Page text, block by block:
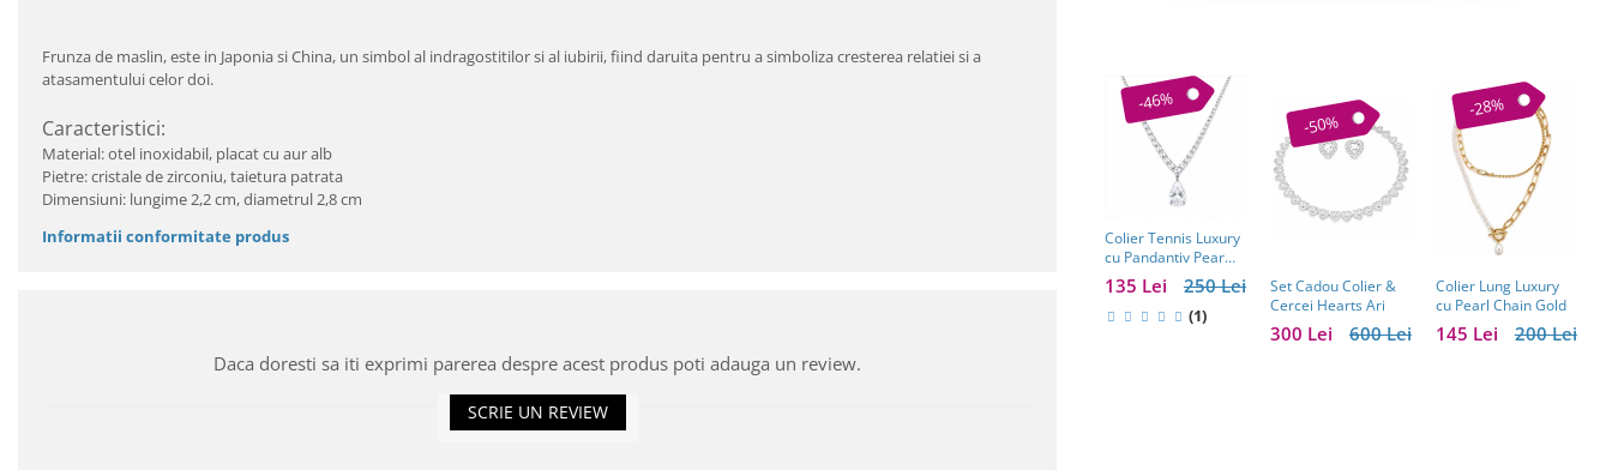
Frunza de maslin, este in Japonia si China, un simbol al indragostitilor si al iubirii, fiind daruita pentru a simboliza cresterea relatiei si a
atasamentului celor doi.
Caracteristici:
Material: otel inoxidabil, placat cu aur alb
Pietre: cristale de zirconiu, taietura patrata
Dimensiuni: lungime 2,2 cm, diametrul 2,8 cm
Informatii conformitate produs
Daca doresti sa iti exprimi parerea despre acest produs poti adauga un review.
SCRIE UN REVIEW
-46%
Colier Tennis Luxury
cu Pandantiv Pear
Cut – Eleganță
Atemporală 250 Lei
135 Lei
(1)
-50%
Set Cadou Colier &
Cercei Hearts Ari
600 Lei
300 Lei
-28%
Colier Lung Luxury
cu Pearl Chain Gold
200 Lei
145 Lei